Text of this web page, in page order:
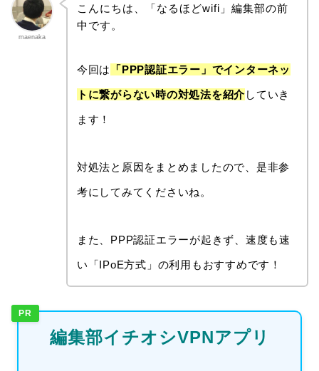
maenaka
こんにちは、「なるほどwifi」編集部の前
中です。
今回は 「PPP認証エラー」でインターネッ
トに繋がらない時の対処法を紹介していき
ます！
対処法と原因をまとめましたので、是非参
考にしてみてくださいね。
また、PPP認証エラーが起きず、速度も速
い「IPoE方式」の利用もおすすめです！
PR
編集部イチオシVPNアプリ